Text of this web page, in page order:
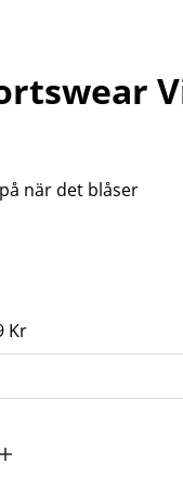
när det blåser
Kr